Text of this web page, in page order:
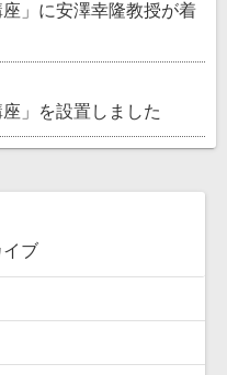
」に安澤幸隆教授が着
」を設置しました
イブ